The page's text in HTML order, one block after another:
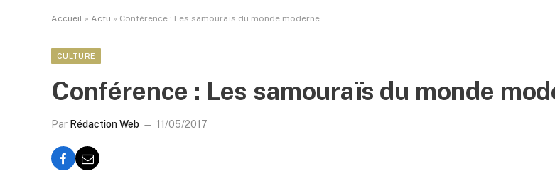
Accueil » Actu » Conférence : Les samouraïs du monde moderne
CULTURE
Conférence : Les samouraïs du monde
Par Rédaction Web 11/05/2017